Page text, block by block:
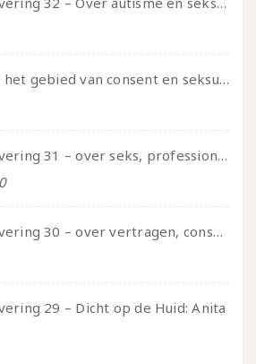
Ondersteuning op het gebied van consent en seksualiteit
Ongehoord – Aflevering 31 – over seks, professioneel en persoonlijk, een gesprek met Marije
Ongehoord – Aflevering 30 – over vertragen, consent en negatieve gevoelens met Meg-John Barker
29 – Dicht op de Huid: Anita